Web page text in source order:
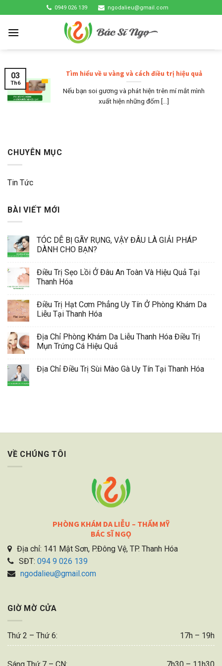
to
content
0949 026 139 ngodalieu@gmail.com
Tìm hiểu về u vàng và cách điều trị hiệu quả
Nếu bạn soi gương và phát hiện trên mí mắt mình
xuất hiện những đốm [...]
03
Th6
CHUYÊN MỤC
Tin Tức
BÀI VIẾT MỚI
TÓC DỄ BỊ GÃY RỤNG, VẬY ĐÂU LÀ GIẢI PHÁP
DÀNH CHO BẠN?
Điều Trị Sẹo Lồi Ở Đâu An Toàn Và Hiệu Quả Tại
Thanh Hóa
Điều Trị Hạt Cơm Phẳng Uy Tín Ở Phòng Khám Da
Liễu Tại Thanh Hóa
Địa Chỉ Phòng Khám Da Liễu Thanh Hóa Điều Trị
Mụn Trứng Cá Hiệu Quả
Địa Chỉ Điều Trị Sùi Mào Gà Uy Tín Tại Thanh Hóa
VỀ CHÚNG TÔI
PHÒNG KHÁM DA LIỄU – THẨM MỸ
BÁC SĨ NGỌ
Địa chỉ: 141 Mật Sơn, P.Đông Vệ, TP. Thanh Hóa
SĐT: 094 9 026 139
ngodalieu@gmail.com
GIỜ MỜ CỬA
Thứ 2 – Thứ 6: 17h – 19h